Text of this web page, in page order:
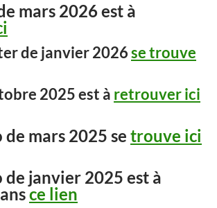
mars 2026 est à
de janvier 2026se trouve
2025 est à retrouver ici
mars 2025 se trouve ici
de janvier 2025 est à
ce lien